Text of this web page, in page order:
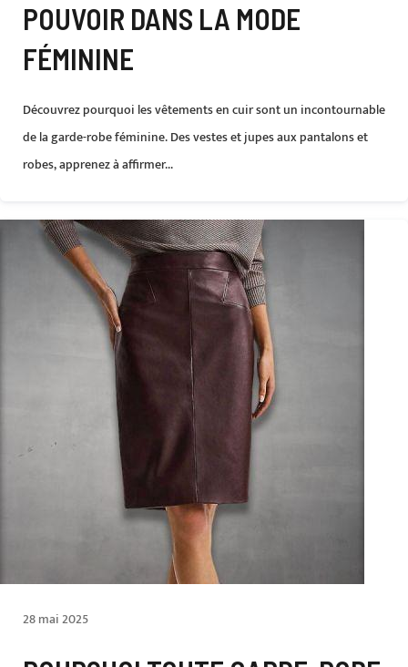
POUVOIR DANS LA MODE
FÉMININE
Découvrez pourquoi les vêtements en cuir sont un incontournable
de la garde-robe féminine. Des vestes et jupes aux pantalons et
robes, apprenez à affirmer...
28 mai 2025